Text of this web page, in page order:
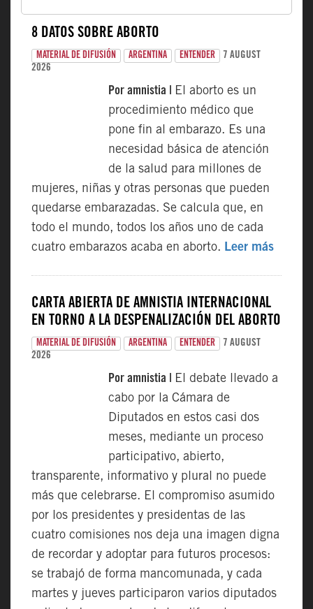
8 DATOS SOBRE ABORTO
MATERIAL DE DIFUSIÓN ARGENTINA ENTENDER
7 AUGUST
2026
Por amnistia | El aborto es un
procedimiento médico que
pone fin al embarazo. Es una
necesidad básica de atención
de la salud para millones de
mujeres, niñas y otras personas que pueden
quedarse embarazadas. Se calcula que, en
todo el mundo, todos los años uno de cada
cuatro embarazos acaba en aborto. Leer más
CARTA ABIERTA DE AMNISTÍA INTERNACIONAL
EN TORNO A LA DESPENALIZACIÓN DEL ABORTO
MATERIAL DE DIFUSIÓN ARGENTINA ENTENDER
7 AUGUST
2026
Por amnistia | El debate llevado a
cabo por la Cámara de
Diputados en estos casi dos
meses, mediante un proceso
participativo, abierto,
transparente, informativo y plural no puede
más que celebrarse. El compromiso asumido
por los presidentes y presidentas de las
cuatro comisiones nos deja una imagen digna
de recordar y adoptar para futuros procesos:
se trabajó de forma mancomunada, y cada
martes y jueves participaron varios diputados